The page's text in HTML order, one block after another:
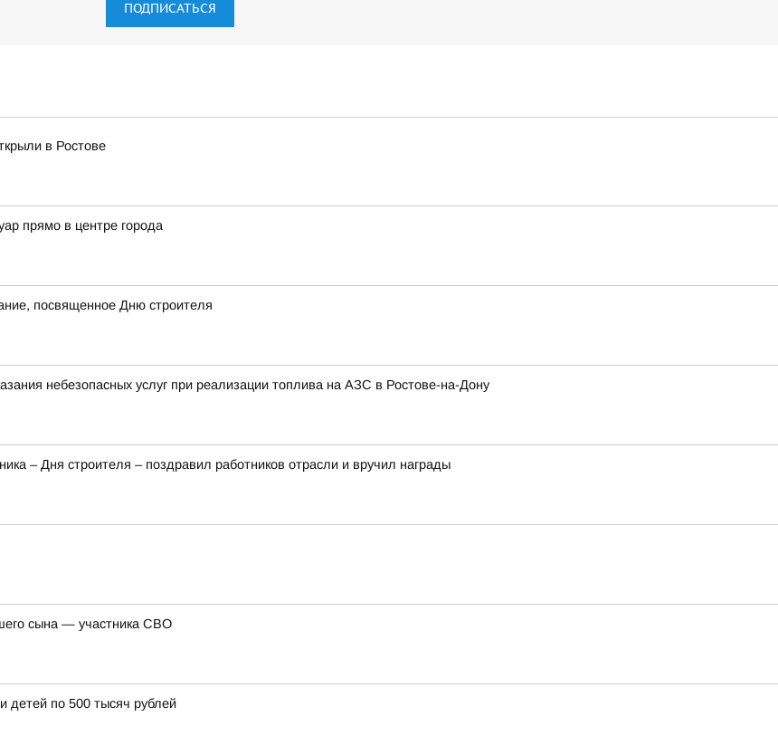
ПОДПИСАТЬСЯ
в Ростове
прямо в центре города
посвященное Дню строителя
небезопасных услуг при реализации топлива на АЗС в Ростове-на-Дону
– Дня строителя – поздравил работников отрасли и вручил награды
сына — участника СВО
детей по 500 тысяч рублей